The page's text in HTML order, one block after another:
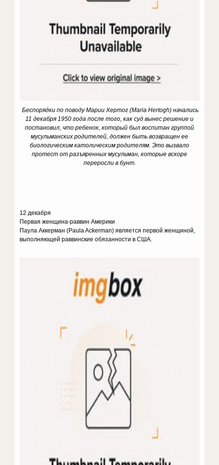
Беспорядки по поводу Марии Хертог (Maria Hertogh) начались
11 декабря 1950 года после того, как суд вынес решение и
постановил, что ребенок, который был воспитан группой
мусульманских родителей, должен быть возвращен ее
биологическим католическим родителям. Это вызвало
протест от разъяренных мусульман, которые вскоре
переросли в бунт.
12 декабря
Первая женщина-раввин Америки
Паула Аккерман (Paula Ackerman) является первой женщиной,
выполняющей раввинские обязанности в США.